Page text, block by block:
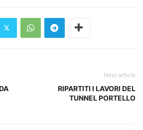
Next article
RIPARTITI I LAVORI DEL
TUNNEL PORTELLO